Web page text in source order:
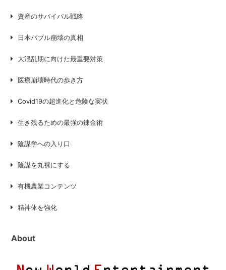
資産のサバイバル戦略
日本バブル崩壊の真相
大混乱期に向けた最重要対策
医療崩壊時代の歩き方
Covid19の超進化と危険な実状
生き残るための最強の錬金術
陰謀学への入り口
陰謀を丸裸にする
有機農業コンテンツ
精神体を強化
About